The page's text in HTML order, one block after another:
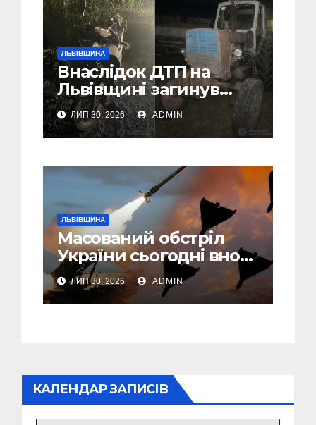
ЛЬВІВЩИНА
Внаслідок ДТП на
Львівщині загинув
малолітній водій
скутера, а
неповнолітній
ЛИП 30, 2026 ADMIN
ЛЬВІВЩИНА
Масований обстріл
України сьогодні вночі:
У Львові пошкоджені
дві багатоповерхівки
ЛИП 30, 2026 ADMIN
КАЛЕНДАР ЗАПИСІВ